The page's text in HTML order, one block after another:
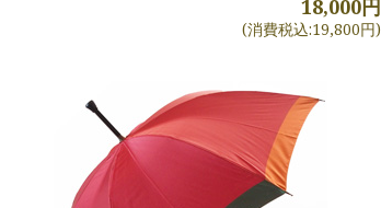
18,000円
(消費税込:19,800円)